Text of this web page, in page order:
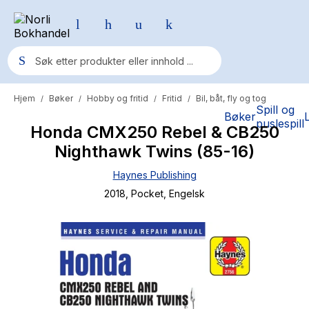
BøkerSpill og
puslespill
Populære søk
Pokemon
One piece
Fury Bound - Sable Sorensen
Elizabeth Strout
Hitster
Hypopressiv trening
Hjem / Bøker / Hobby og fritid / Fritid / Bil, båt, fly og tog
Honda CMX250 Rebel & CB250
Nighthawk Twins (85-16)
Haynes Publishing
2018 , Pocket , Engelsk